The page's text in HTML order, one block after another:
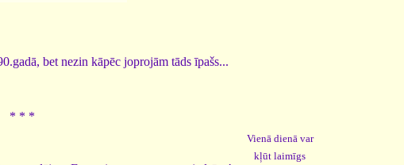
bet nezin kāpēc joprojām tāds īpašs...
* * *
Vienā dienā var
kļūt laimīgs